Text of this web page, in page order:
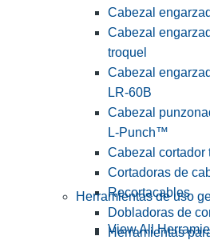
Cabezal
Cabezal
troquel
Cabezal
LR-60B
Cabezal
L-Punch™
Cabezal cortador
Cortadoras de
Recortacables
Dobladoras de
Herramientas
Herramientas de uso
View All